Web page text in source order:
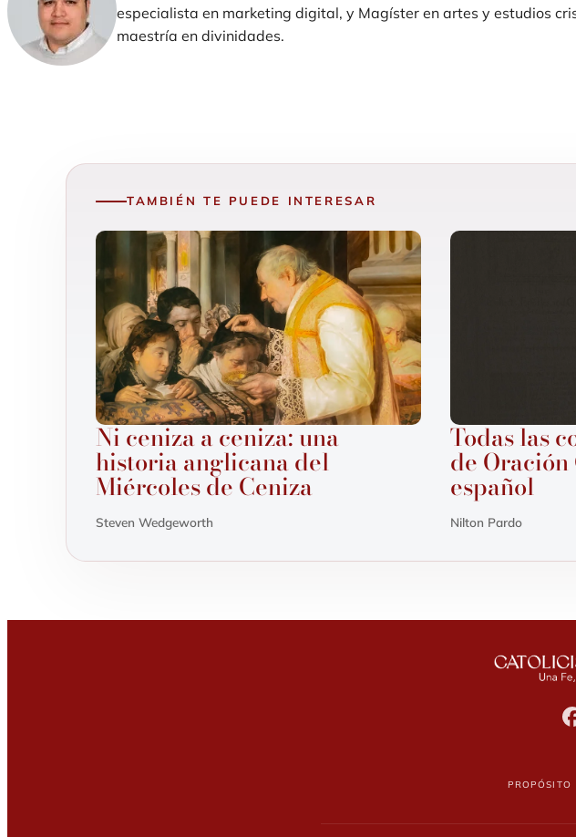
especialista en marketing digital, y Magíster en artes y estudios
maestría en divinidades.
TAMBIÉN TE PUEDE INTERESAR
Ni ceniza a ceniza: una
historia anglicana del
Miércoles de Ceniza
Steven Wedgeworth
Todas las
de Oración
español
Nilton Pardo
Propósito